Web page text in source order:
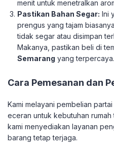
menit untuk menetralkan
Pastikan Bahan Segar: Ini
prengus yang tajam
tidak segar atau disimpan
Makanya, pastikan beli di
Semarang yang terpercaya.
​Cara Pemesanan dan
​Kami melayani pembelian
eceran untuk kebutuhan rumah
kami menyediakan layanan
barang tetap terjaga.